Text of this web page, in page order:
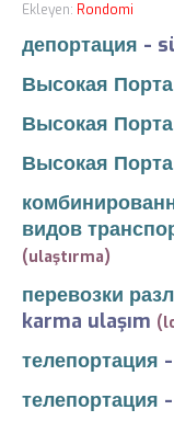
Ekleyen: Rondomi
депортация -
Высокая Порта
Высокая Порта
Высокая Порта
видов
(ulaştırma)
перевозки
karma ulaşım
телепортация -
телепортация -